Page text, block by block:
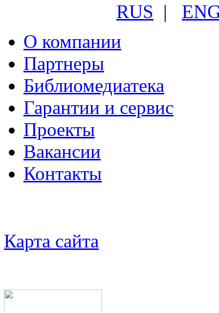
RUS |
О компании
Партнеры
Библиомедиатека
Гарантии и сервис
Проекты
Вакансии
Контакты
Карта сайта